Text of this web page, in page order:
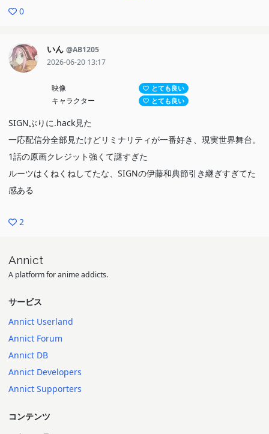
0
いん @AB1205
2026-06-20 13:17
映像 とても良い
キャラクター とても良い
SIGNぶりに.hack見た
一応配信分全部見たけどリミナリティが一番好き、現実世界舞台。
1話の原画クレジット強くて謎すぎた
ルーツはくねくねしてたな、SIGNの伊藤和典節引き継ぎすぎてた
感ある
2
Annict
A platform for anime addicts.
サービス
Annict Userland
Annict Forum
Annict DB
Annict Developers
Annict Supporters
コンテンツ